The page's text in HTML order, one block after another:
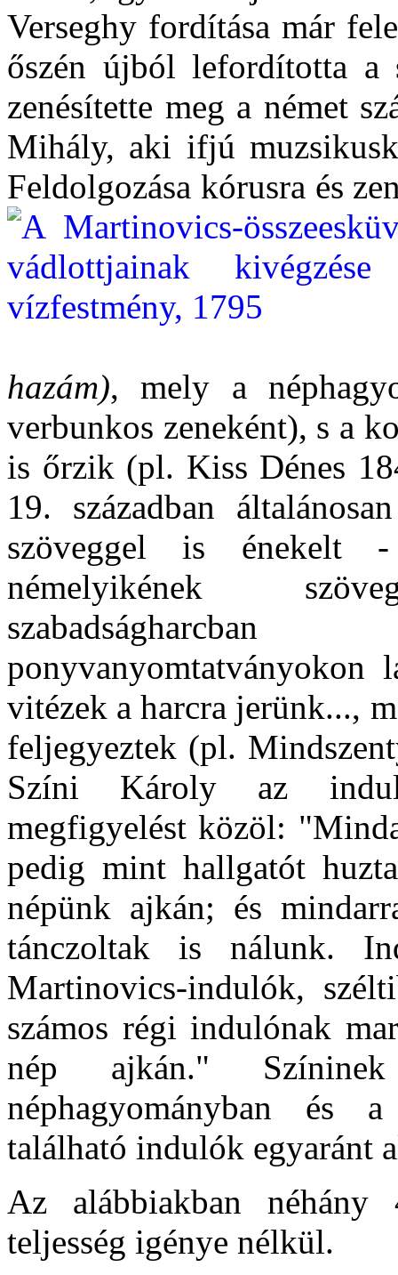
Verseghy fordítása már
őszén újból lefordította a
zenésítette meg a német
Mihály, aki ifjú
Feldolgozása kórusra és
hazám), mely a
verbunkos zeneként), s a
is őrzik (pl. Kiss Dénes
19. században
szöveggel is énekelt
némelyikének
szabadságharcban
vitézek a harcra jerünk...,
feljegyeztek (pl.
Színi Károly az
megfigyelést közöl:
pedig mint hallgatót
népünk ajkán; és
tánczoltak is nálunk.
Martinovics-indulók,
számos régi indulónak
nép ajkán."
néphagyományban és
található indulók egyaránt
Az alábbiakban
teljesség igénye nélkül.